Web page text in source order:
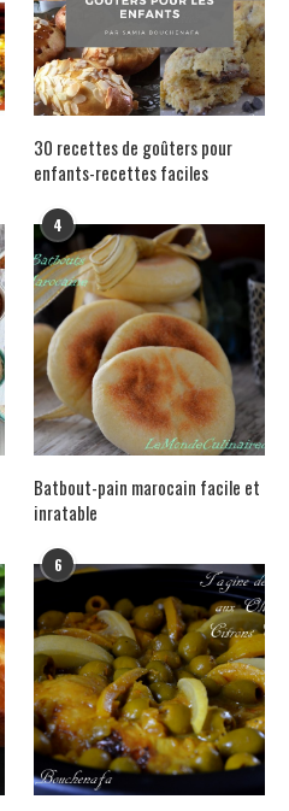
30 recettes de goûters pour
enfants-recettes faciles
4
Batbout-pain marocain facile et
inratable
6